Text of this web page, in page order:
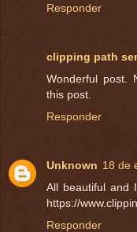
Responder
clipping path
Wonderful post.
this post.
Responder
Unknown 18 de
All beautiful and
https://
Responder